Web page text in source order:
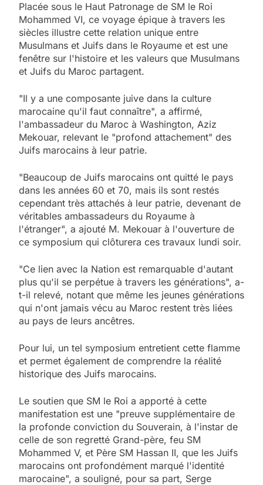
Placée sous le Haut Patronage de SM le Roi
Mohammed VI, ce voyage épique à travers les
siècles illustre cette relation unique entre
Musulmans et Juifs dans le Royaume et est une
fenêtre sur l'histoire et les valeurs que Musulmans
et Juifs du Maroc partagent.
"Il y a une composante juive dans la culture
marocaine qu'il faut connaître", a affirmé,
l'ambassadeur du Maroc à Washington, Aziz
Mekouar, relevant le "profond attachement" des
Juifs marocains à leur patrie.
"Beaucoup de Juifs marocains ont quitté le pays
dans les années 60 et 70, mais ils sont restés
cependant très attachés à leur patrie, devenant de
véritables ambassadeurs du Royaume à
l'étranger", a ajouté M. Mekouar à l'ouverture de
ce symposium qui clôturera ces travaux lundi soir.
"Ce lien avec la Nation est remarquable d'autant
plus qu'il se perpétue à travers les générations", a-
t-il relevé, notant que même les jeunes générations
qui n'ont jamais vécu au Maroc restent très liées
au pays de leurs ancêtres.
Pour lui, un tel symposium entretient cette flamme
et permet également de comprendre la réalité
historique des Juifs marocains.
Le soutien que SM le Roi a apporté à cette
manifestation est une "preuve supplémentaire de
la profonde conviction du Souverain, à l'instar de
celle de son regretté Grand-père, feu SM
Mohammed V, et Père SM Hassan II, que les Juifs
marocains ont profondément marqué l'identité
marocaine", a souligné, pour sa part, Serge